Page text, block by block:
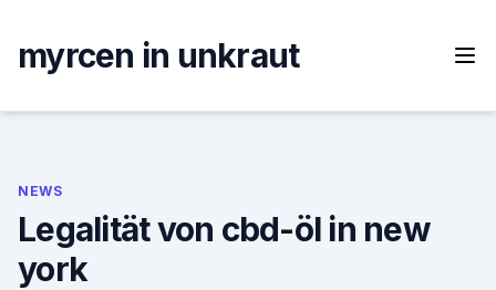
content
myrcen in unkraut
NEWS
Legalität von cbd-öl in new
york